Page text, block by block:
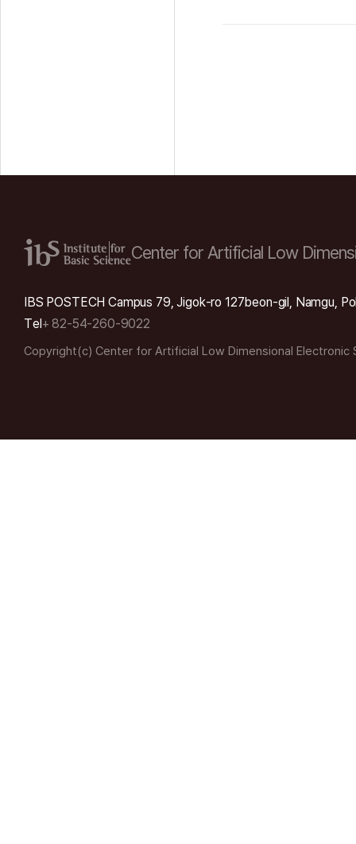
Center for Artificial Low
IBS POSTECH Campus 79, Jigok-ro 127beon-gil, Namgu,
Tel+ 82-54-260-9022
Copyright(c) Center for Artificial Low Dimensional Electronic